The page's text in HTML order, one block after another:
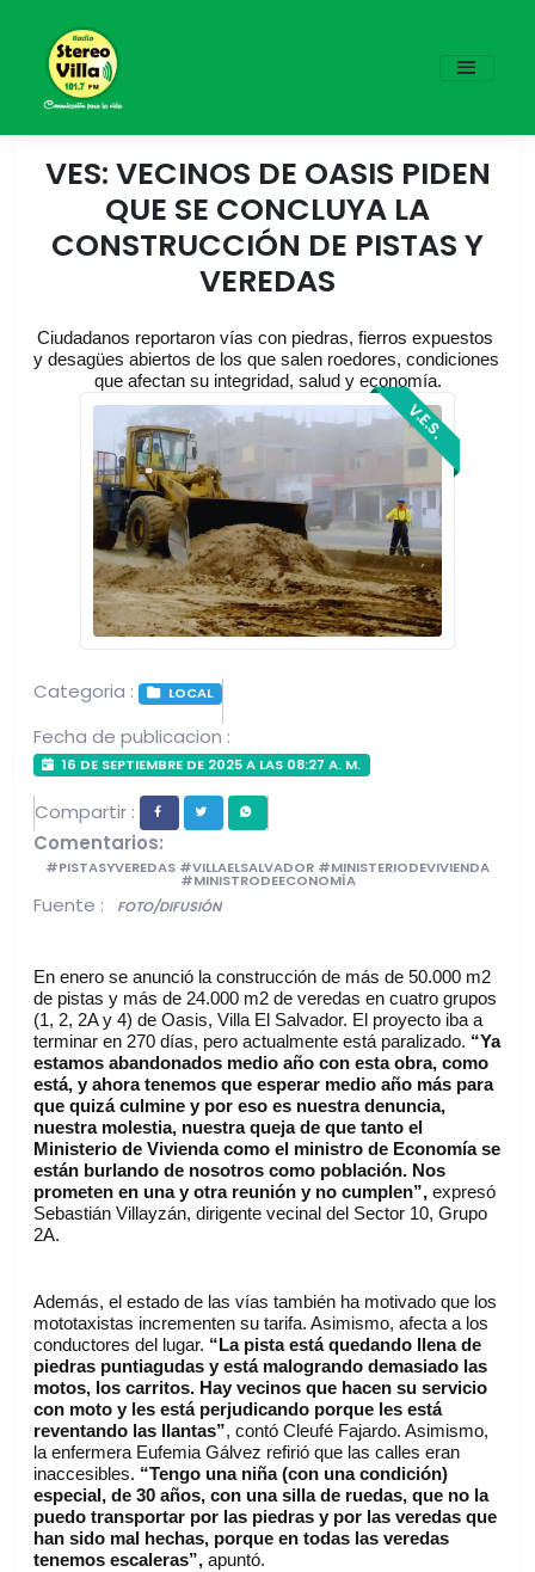
VES: VECINOS DE OASIS PIDEN
QUE SE CONCLUYA LA
CONSTRUCCIÓN DE PISTAS Y
VEREDAS
Ciudadanos reportaron vías con piedras, fierros expuestos
y desagües abiertos de los que salen roedores, condiciones
que afectan su integridad, salud y economía.
V.E.S.
Categoria : LOCAL
Fecha de publicacion :
16 DE SEPTIEMBRE DE 2025 A LAS 08:27 A. M.
Compartir :
Comentarios:
#PISTASYVEREDAS #VILLAELSALVADOR #MINISTERIODEVIVIENDA
#MINISTRODEECONOMÍA
Fuente : FOTO/DIFUSIÓN
En enero se anunció la construcción de más de 50.000 m2
de pistas y más de 24.000 m2 de veredas en cuatro grupos
(1, 2, 2A y 4) de Oasis, Villa El Salvador. El proyecto iba a
terminar en 270 días, pero actualmente está paralizado. “Ya
estamos abandonados medio año con esta obra, como
está, y ahora tenemos que esperar medio año más para
que quizá culmine y por eso es nuestra denuncia,
nuestra molestia, nuestra queja de que tanto el
Ministerio de Vivienda como el ministro de Economía se
están burlando de nosotros como población. Nos
prometen en una y otra reunión y no cumplen”, expresó
Sebastián Villayzán, dirigente vecinal del Sector 10, Grupo
2A.
Además, el estado de las vías también ha motivado que los
mototaxistas incrementen su tarifa. Asimismo, afecta a los
conductores del lugar. “La pista está quedando llena de
piedras puntiagudas y está malogrando demasiado las
motos, los carritos. Hay vecinos que hacen su servicio
con moto y les está perjudicando porque les está
reventando las llantas”, contó Cleufé Fajardo. Asimismo,
la enfermera Eufemia Gálvez refirió que las calles eran
inaccesibles. “Tengo una niña (con una condición)
especial, de 30 años, con una silla de ruedas, que no la
puedo transportar por las piedras y por las veredas que
han sido mal hechas, porque en todas las veredas
tenemos escaleras”, apuntó.